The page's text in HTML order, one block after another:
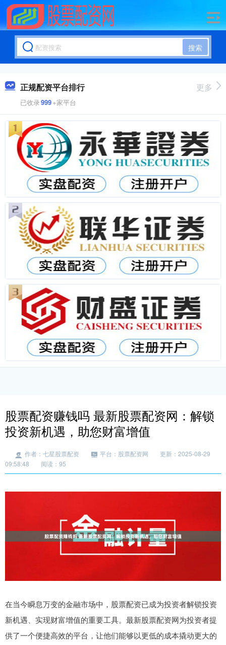
搜索
正规配资平台排行
已收录999+家平台
更多
股票配资赚钱吗 最新股票配资网：解锁
投资新机遇，助您财富增值
作者：七星股票配资 平台：股票配资网
更新：2025-08-29
09:58:48
阅读：95
在当今瞬息万变的金融市场中，股票配资已成为投资者解锁投资
新机遇、实现财富增值的重要工具。最新股票配资网为投资者提
供了一个便捷高效的平台，让他们能够以更低的成本撬动更大的